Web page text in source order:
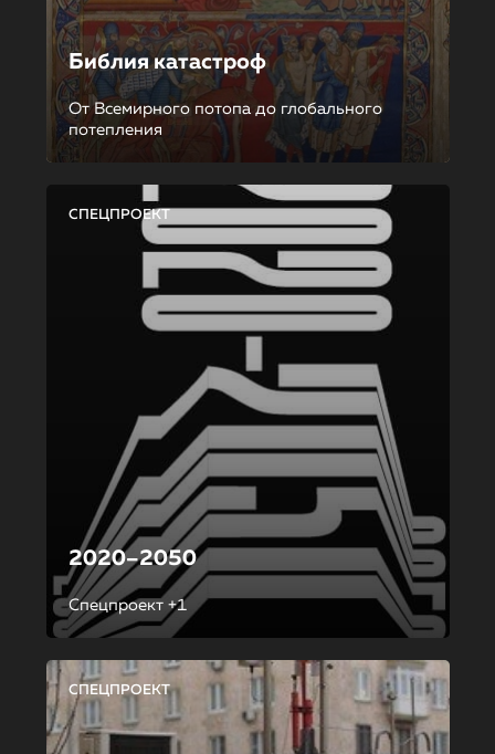
Библия катастроф
От Всемирного потопа до глобального
потепления
СПЕЦПРОЕКТ
2020–2050
Спецпроект +1
СПЕЦПРОЕКТ